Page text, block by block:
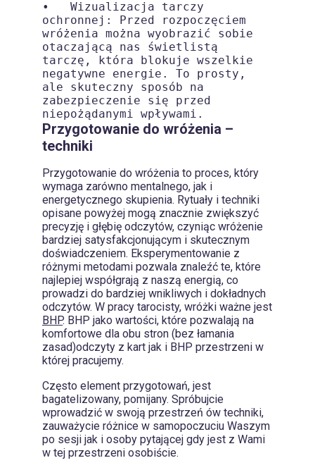
•   Wizualizacja tarczy
ochronnej: Przed rozpoczęciem
wróżenia można wyobrazić sobie
otaczającą nas świetlistą
tarczę, która blokuje wszelkie
negatywne energie. To prosty,
ale skuteczny sposób na
zabezpieczenie się przed
Przygotowanie do wróżenia –
techniki
Przygotowanie do wróżenia to proces, który
wymaga zarówno mentalnego, jak i
energetycznego skupienia. Rytuały i techniki
opisane powyżej mogą znacznie zwiększyć
precyzję i głębię odczytów, czyniąc wróżenie
bardziej satysfakcjonującym i skutecznym
doświadczeniem. Eksperymentowanie z
różnymi metodami pozwala znaleźć te, które
najlepiej współgrają z naszą energią, co
prowadzi do bardziej wnikliwych i dokładnych
odczytów. W pracy tarocisty, wróżki ważne jest
BHP. BHP jako wartości, które pozwalają na
komfortowe dla obu stron (bez łamania
zasad)odczyty z kart jak i BHP przestrzeni w
której pracujemy.
Często element przygotowań, jest
bagatelizowany, pomijany. Spróbujcie
wprowadzić w swoją przestrzeń ów techniki,
zauważycie różnice w samopoczuciu Waszym
po sesji jak i osoby pytającej gdy jest z Wami
w tej przestrzeni osobiście.